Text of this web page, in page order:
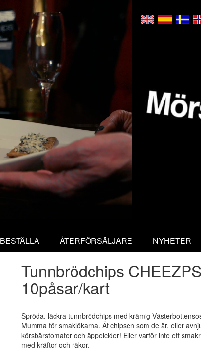
BESTÄLLA ÅTERFÖRSÄLJARE NYHETER
Tunnbrödchips
10påsar/kart
Spröda, läckra tunnbrödchips med krämig
Mumma för smaklökarna. Ät chipsen som de är, eller
körsbärstomater och äppelcider! Eller varför inte ett
med kräftor och räkor.